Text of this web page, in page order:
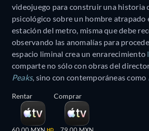
videojuego para construir una historia
psicológico sobre un hombre atrapado
estación del metro, misma que debe
observando las anomalías para
espacio liminal crea un enrarecimiento
comparte no sólo con obras del
Peaks, sino con contemporáneas como
Rentar
HD
Comprar